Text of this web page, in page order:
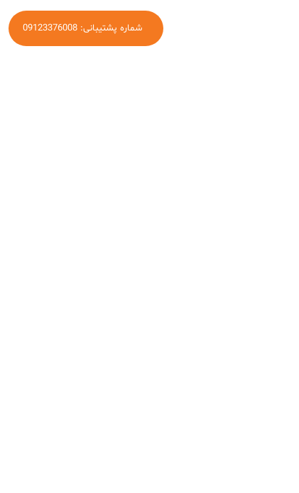
شماره پشتیبانی: 09123376008